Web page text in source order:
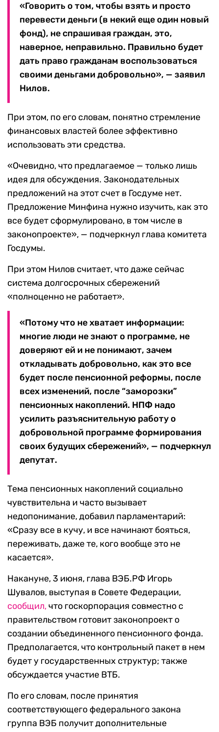
«Говорить о том, чтобы взять и просто
перевести деньги (в некий еще один новый
фонд), не спрашивая граждан, это,
наверное, неправильно. Правильно будет
дать право гражданам воспользоваться
своими деньгами добровольно», — заявил
Нилов.
При этом, по его словам, понятно стремление
финансовых властей более эффективно
использовать эти средства.
«Очевидно, что предлагаемое — только лишь
идея для обсуждения. Законодательных
предложений на этот счет в Госдуме нет.
Предложение Минфина нужно изучить, как это
все будет сформулировано, в том числе в
законопроекте», — подчеркнул глава комитета
Госдумы.
При этом Нилов считает, что даже сейчас
система долгосрочных сбережений
«полноценно не работает».
«Потому что не хватает информации:
многие люди не знают о программе, не
доверяют ей и не понимают, зачем
откладывать добровольно, как это все
будет после пенсионной реформы, после
всех изменений, после “заморозки”
пенсионных накоплений. НПФ надо
усилить разъяснительную работу о
добровольной программе формирования
своих будущих сбережений», — подчеркнул
депутат.
Тема пенсионных накоплений социально
чувствительна и часто вызывает
недопонимание, добавил парламентарий:
«Сразу все в кучу, и все начинают бояться,
переживать, даже те, кого вообще это не
касается».
Накануне, 3 июня, глава ВЭБ.РФ Игорь
Шувалов, выступая в Совете Федерации,
сообщил,что госкорпорация совместно с
правительством готовит законопроект о
создании объединенного пенсионного фонда.
Предполагается, что контрольный пакет в нем
будет у государственных структур; также
обсуждается участие ВТБ.
По его словам, после принятия
соответствующего федерального закона
группа ВЭБ получит дополнительные